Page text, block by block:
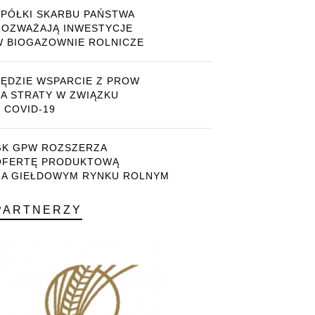
SKARBU PAŃSTWA
INWESTYCJE
BIOGAZOWNIE ROLNICZE
WSPARCIE Z PROW
STRATY W ZWIĄZKU
COVID-19
GPW ROZSZERZA
PRODUKTOWĄ
GIEŁDOWYM RYNKU ROLNYM